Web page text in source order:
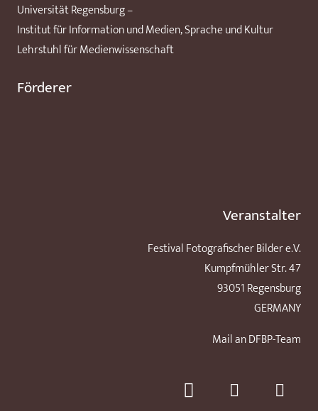
Universität Regensburg –
Institut für Information und Medien, Sprache und Kultur
Lehrstuhl für Medienwissenschaft
Förderer
Veranstalter
Festival Fotografischer Bilder e.V.
Kumpfmühler Str. 47
93051 Regensburg
GERMANY
Mail an DFBP-Team